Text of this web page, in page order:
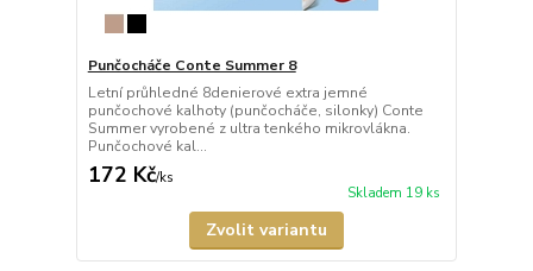
Punčocháče Conte Summer 8
Letní průhledné 8denierové extra jemné
punčochové kalhoty (punčocháče, silonky) Conte
Summer vyrobené z ultra tenkého mikrovlákna.
Punčochové kal...
172 Kč/ks
Skladem 19 ks
Zvolit variantu